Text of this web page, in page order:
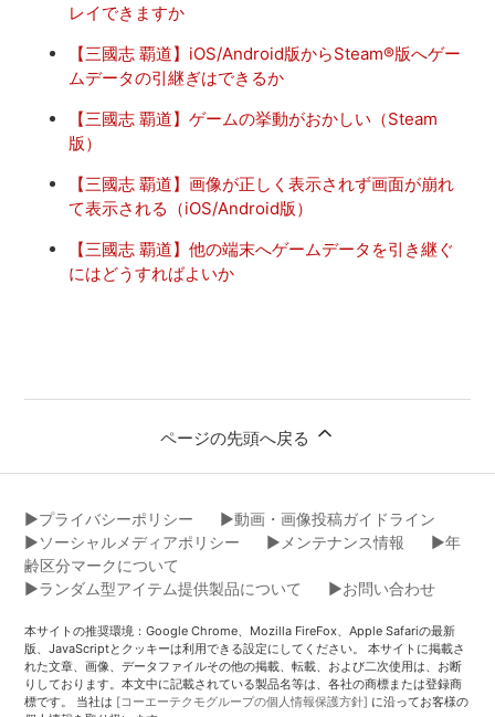
レイできますか
【三國志 覇道】iOS/Android版からSteam®版へゲー
ムデータの引継ぎはできるか
【三國志 覇道】ゲームの挙動がおかしい（Steam
版）
【三國志 覇道】画像が正しく表示されず画面が崩れ
て表示される（iOS/Android版）
【三國志 覇道】他の端末へゲームデータを引き継ぐ
にはどうすればよいか
ページの先頭へ戻る
▶︎プライバシーポリシー
▶︎動画・画像投稿ガイドライン
▶︎ソーシャルメディアポリシー
▶︎メンテナンス情報
▶︎年
齢区分マークについて
▶︎ランダム型アイテム提供製品について
▶︎お問い合わせ
本サイトの推奨環境：Google Chrome、Mozilla FireFox、Apple Safariの最新
版、JavaScriptとクッキーは利用できる設定にしてください。 本サイトに掲載さ
れた文章、画像、データファイルその他の掲載、転載、および二次使用は、お断
りしております。本文中に記載されている製品名等は、各社の商標または登録商
標です。 当社は [コーエーテクモグループの個人情報保護方針] に沿ってお客様の